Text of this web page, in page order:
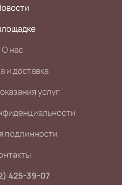
О нас
и доставка
услуг
подлинности
425-39-07